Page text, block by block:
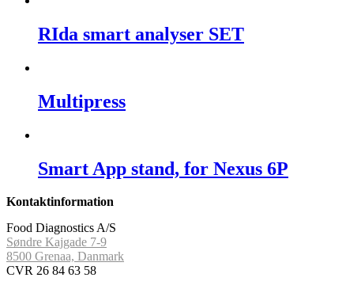
RIda smart analyser SET
Multipress
Smart App stand, for Nexus 6P
Kontaktinformation
Food Diagnostics A/S
Søndre Kajgade 7-9
8500 Grenaa, Danmark
CVR 26 84 63 58